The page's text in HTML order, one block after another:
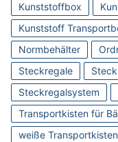
Kunststoffbox
Kunststoff
Normbehälter
Steckregale
Steckregalsystem
Transportkisten für
weiße Transportkisten